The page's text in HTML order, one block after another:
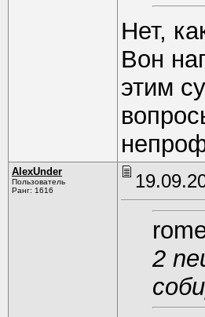
Нет,
Вон
этим
AlexUnder
Пользователь
Ранг: 1616
2